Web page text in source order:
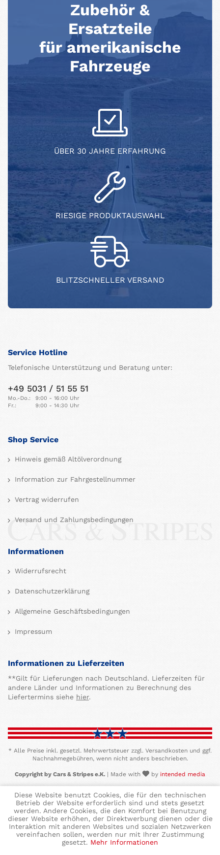
Zubehör &
Ersatzteile
für amerikanische
Fahrzeuge
ÜBER 30 JAHRE ERFAHRUNG
RIESIGE PRODUKTAUSWAHL
BLITZSCHNELLER VERSAND
Service Hotline
Telefonische Unterstützung und Beratung unter:
+49 5031 / 51 55 51
Mo.-Do.:
9:00 - 16:00 Uhr
Fr.:
9:00 - 14:30 Uhr
Shop Service
Hinweis gemäß Altölverordnung
Information zur Fahrgestellnummer
Vertrag widerrufen
Versand und Zahlungsbedingungen
Informationen
Widerrufsrecht
Datenschutzerklärung
Allgemeine Geschäftsbedingungen
Impressum
Informationen zu Lieferzeiten
**Gilt für Lieferungen nach Deutschland. Lieferzeiten für
andere Länder und Informationen zu Berechnung des
Liefertermins siehe hier.
* Alle Preise inkl. gesetzl. Mehrwertsteuer zzgl. Versandkosten und ggf.
Nachnahmegebühren, wenn nicht anders beschrieben.
Copyright by Cars & Stripes e.K. | Made with by intended media
Diese Website benutzt Cookies, die für den technischen
Betrieb der Website erforderlich sind und stets gesetzt
werden. Andere Cookies, die den Komfort bei Benutzung
dieser Website erhöhen, der Direktwerbung dienen oder die
Interaktion mit anderen Websites und sozialen Netzwerken
vereinfachen sollen, werden nur mit Ihrer Zustimmung
gesetzt. Mehr Informationen